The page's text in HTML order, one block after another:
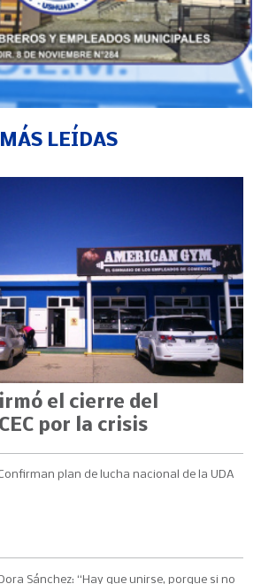
MÁS LEÍDAS
el cierre del
por la crisis
plan de lucha nacional de la UDA
Dora Sánchez: “Hay que unirse, porque si no